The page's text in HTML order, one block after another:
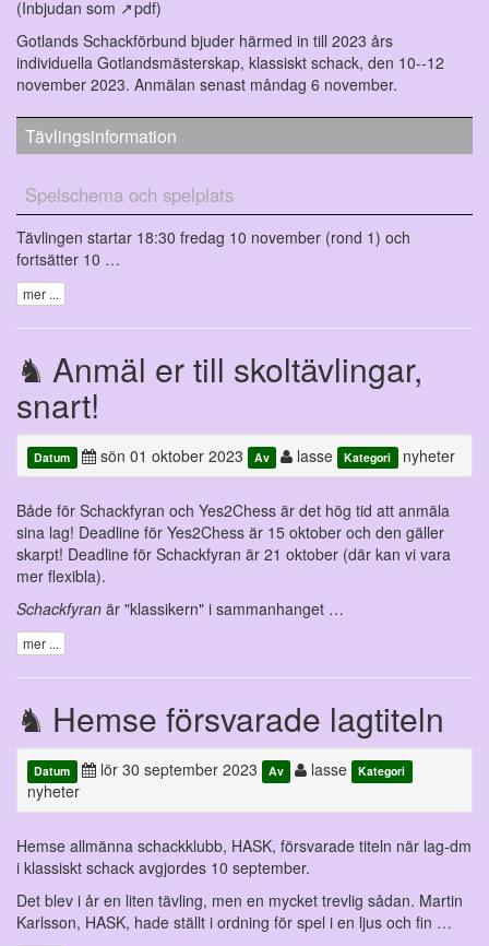
(Inbjudan som pdf)
Gotlands Schackförbund bjuder härmed in till 2023 års
individuella Gotlandsmästerskap, klassiskt schack, den 10--12
november 2023. Anmälan senast måndag 6 november.
Tävlingsinformation
Spelschema och spelplats
Tävlingen startar 18:30 fredag 10 november (rond 1) och
fortsätter 10 …
mer ...
Anmäl er till skoltävlingar,
snart!
Datum sön 01 oktober 2023 Av lasse Kategori nyheter
Både för Schackfyran och Yes2Chess är det hög tid att anmäla
sina lag! Deadline för Yes2Chess är 15 oktober och den gäller
skarpt! Deadline för Schackfyran är 21 oktober (där kan vi vara
mer flexibla).
Schackfyran är "klassikern" i sammanhanget …
mer ...
Hemse försvarade lagtiteln
Datum lör 30 september 2023 Av lasse Kategori
nyheter
Hemse allmänna schackklubb, HASK, försvarade titeln när lag-dm
i klassiskt schack avgjordes 10 september.
Det blev i år en liten tävling, men en mycket trevlig sådan. Martin
Karlsson, HASK, hade ställt i ordning för spel i en ljus och fin …